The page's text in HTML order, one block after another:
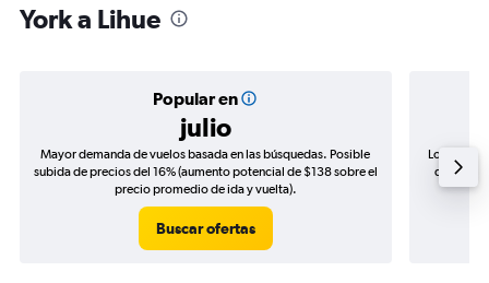
York a Lihue
Popular en
julio
Mayor demanda de vuelos basada en las búsquedas. Posible
subida de precios del 16% (aumento potencial de $138 sobre el
precio promedio de ida y vuelta).
Buscar ofertas
Los
de